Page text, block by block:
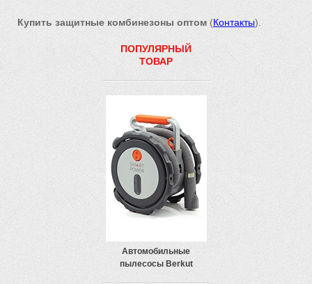
Купить защитные комбинезоны оптом (Контакты).
ПОПУЛЯРНЫЙ
ТОВАР
Автомобильные
пылесосы Berkut